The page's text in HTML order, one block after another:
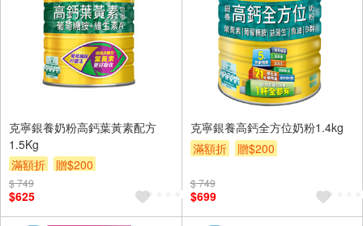
克寧銀養奶粉高鈣葉黃素配方
1.5Kg
滿額折
贈$200
$ 749
$625
克寧銀養高鈣全方位奶粉1.4kg
滿額折
贈$200
$ 749
$699